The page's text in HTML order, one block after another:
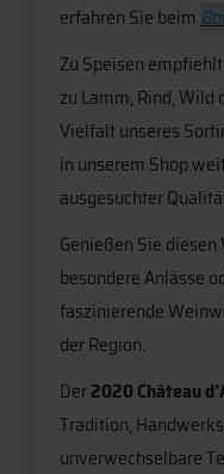
erfahren Sie beim
Zu Speisen
zu Lamm, Rind,
Vielfalt unseres
in unserem Shop
ausgesuchter
Genießen Sie
besondere Anlässe
faszinierende
der Region.
Der2020 Château
Tradition,
unverwechselbare